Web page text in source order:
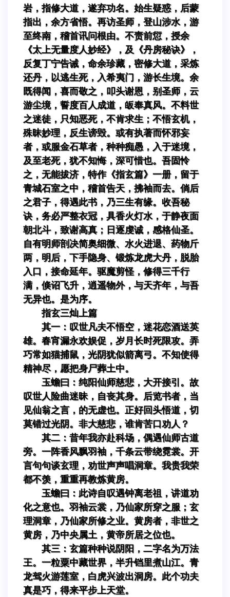
岩，指修大道，遂弃功名。始生疑惑，后蒙
指出，余方省悟。再访圣师，登山涉水，游
至终南，稽首讯问根由。不责前愆，授余
《太上无量度人妙经》，及《丹房秘诀》，
反复丁宁告诫，命余珍藏，密修大道，采炼
还丹，以逃生死，入希夷门，游长生境。余
既得闻，喜而敬之，叩头谢恩，别圣师，云
游尘境，誓度百人成道，皈奉真风。不料世
之迷徒，只知恶死，不肯求生；不悟玄机，
殊昧妙理，反生谤毁。或有执著而怀邪妄
者，或服金石草者，种种痴愚，入于迷境，
及至老死，犹不知悔，深可惜也。吾固怜
之，无能拔济，特作《指玄篇》一册，留于
青城石室之中，稽首告天，拂袖而去。倘后
之君子，得遇此书，乃三生有缘。收吾秘
诀，务必严整衣冠，具香火灯水，于静夜面
朝北斗，致谢高真；日逐虔诚，感格仙圣。
自有明师剖决简奥细微、水火进退、药物斤
两，明后，下手隐身、锻炼龙虎大丹，脱胎
入口，接命延年。驱魔剪怪，修得三千行
满，倏诏飞升，逍遥物外，与天齐年，与吾
无异也。是为序。
指玄三灿上篇
其一：叹世凡夫不悟空，迷花恋酒送英
雄。春宵漏永欢娱促，岁月长时死限攻。弄
巧常如猫捕鼠，光阴犹似箭离弓。不知使得
精神尽，愿把身尸葬土中。
玉蟾曰：纯阳仙师慈悲，大开接引。故
叹世人险曲迷昧，自丧其身。后览书者，当
见仙翁之言，的无虚也。正好回头悟道，切
莫错过光阴。非大慈悲，谁肯苦口劝人？
其二：昔年我亦赴科场，偶遇仙师古道
旁。一阵香风飘羽袖，千条云带绕霓裳。开
言句句谈玄理，劝世声声唱洞章。我贵我荣
都不羡，重重再教炼黄房。
玉蟾曰：此诗自叹遇钟离老祖，讲道劝
化之意也。羽袖云裳，乃仙家所穿之服；玄
理洞章，乃仙家所修之业。黄房者，非世之
黄房，乃中央属土，黄帝所居之位也。
其三：玄篇种种说阴阳，二字名为万法
王。一粒粟中藏世界，半升铛里煮山江。青
龙驾火游莲室，白虎兴波出洞房。此个功夫
真是巧，得来平步上天堂。